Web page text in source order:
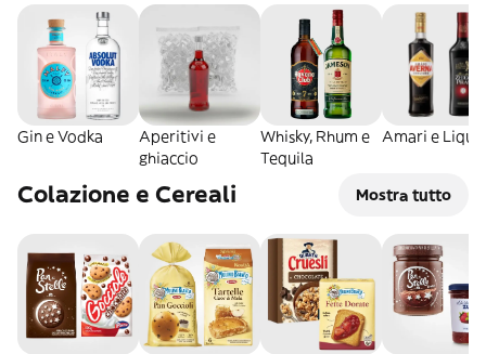
Gin e Vodka
Aperitivi e
ghiaccio
Whisky, Rhum e
Tequila
Amari e
Colazione e Cereali Mostra tutto